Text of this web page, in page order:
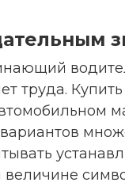
труда. Купить